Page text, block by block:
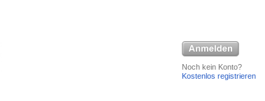
Noch kein Konto?
Kostenlos registrieren